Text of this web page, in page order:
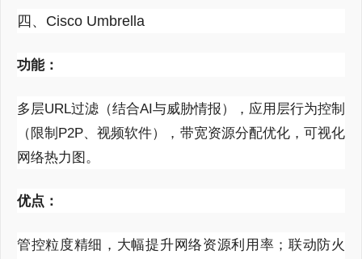
四、Cisco Umbrella
功能：
多层URL过滤（结合AI与威胁情报），应用层行为控制
（限制P2P、视频软件），带宽资源分配优化，可视化
网络热力图。
优点：
管控粒度精细，大幅提升网络资源利用率；联动防火